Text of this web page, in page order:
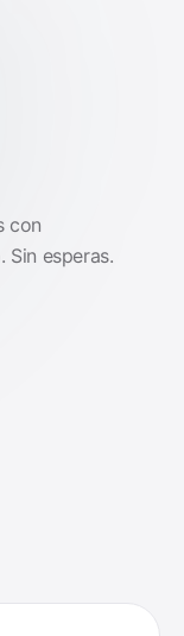
con
Sin esperas.